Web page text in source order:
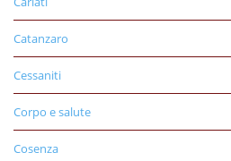
Catanzaro
Cessaniti
Corpo e salute
Cosenza